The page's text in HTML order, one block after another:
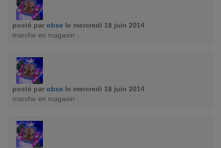
posté par obse le mercredi 18 juin 2014
marche en magasin :
posté par obse le mercredi 18 juin 2014
marche en magasin :